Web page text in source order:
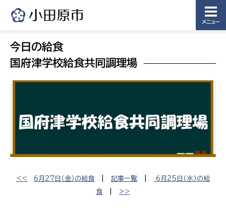
メニュー
今日の給食
国府津学校給食共同調理場
<< 6月27日（金）の給食 記事一覧
6月25日（水）の給
食
>>